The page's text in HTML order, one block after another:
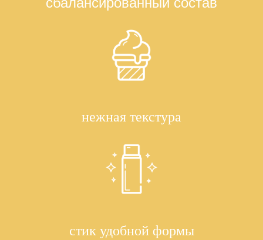
нежная текстура
стик удобной формы